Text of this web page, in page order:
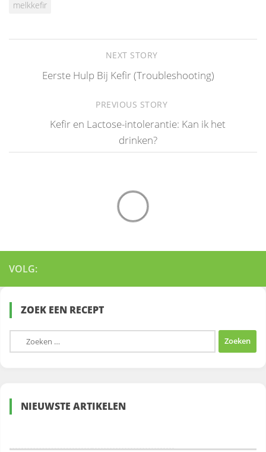
melkkefir
NEXT STORY
Eerste Hulp Bij Kefir (Troubleshooting)
PREVIOUS STORY
Kefir en Lactose-intolerantie: Kan ik het
drinken?
VOLG:
ZOEK EEN RECEPT
Zoeken
naar:
NIEUWSTE ARTIKELEN